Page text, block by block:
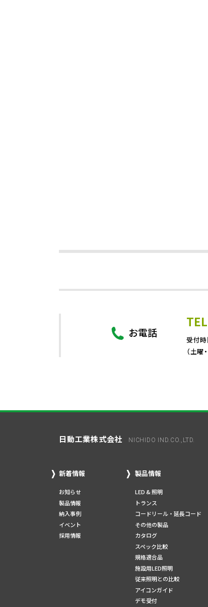
お電話
受付
（土曜
日動工業株式会社 NICHIDO IND.CO.,LTD.
新着情報
お知らせ
製品情報
納入事例
イベント
採用情報
製品情報
LED & 照明
トランス
コードリール・延長コード
その他の製品
カタログ
スペック比較
規格適合品
施設用LED照明
従来照明との比較
アイコンガイド
デモ受付